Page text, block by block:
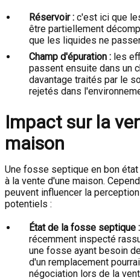
Réservoir : c'est ici que
être partiellement
que les liquides ne
Champ d'épuration : les
passent ensuite dans un
davantage traités par le
rejetés dans
Impact sur la
maison
Une fosse septique en bon
à la vente d'une maison.
peuvent influencer la
potentiels :
État de la fosse septique :
récemment inspecté
une fosse ayant besoin
d'un remplacement
négociation lors de la